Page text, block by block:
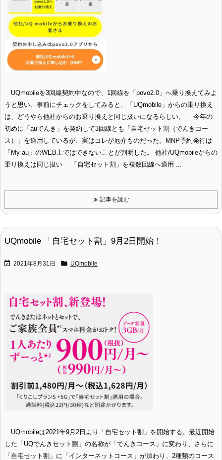
UQmobileを3回線契約中なので、1回線を「povo2.0」へ乗り換えてみよ
うと思い、事前にチェックをしてみると、「UQmobile」からの乗り換え
は、どうやら他社からのお乗り換えと同じ扱いになるらしい。 今年の
初めに「auでんき」を契約して3回線とも「自宅セット割（でんきコー
ス）」を適用しているが、実はコレが厄介ものだった。MNP予約発行は
「My au」のWEB上ではできないことが判明した。 他社/UQmobileからの
乗り換えは同じ扱い 「自宅セット割」を複数回線へ適用 ...
≽ 記事を読む
UQmobile 「自宅セット割」9月2日開始！
 2021年8月31日  UQmobile
UQmobileは2021年9月2日より「自宅セット割」を開始する。最近開始
した「UQでんきセット割」の名称が「でんきコース」に変わり、さらに
「自宅セット割」に「インターネットコース」が加わり、2種類のコース